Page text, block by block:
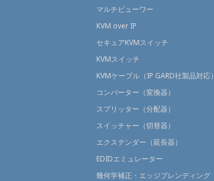
マルチビューワー
KVM over IP
セキュアKVMスイッチ
KVMスイッチ
KVMケーブル（IP GARD社製品対応）
コンバーター（変換器）
スプリッター（分配器）
スイッチャー（切替器）
エクステンダー（延長器）
EDIDエミュレーター
幾何学補正・エッジブレンディング